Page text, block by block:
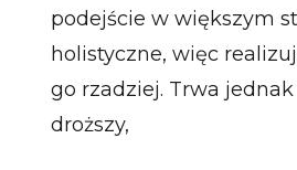
podejście w większym
holistyczne, więc
go rzadziej. Trwa jednak
droższy,